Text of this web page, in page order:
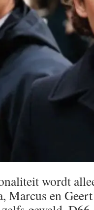
wordt
Marcus en